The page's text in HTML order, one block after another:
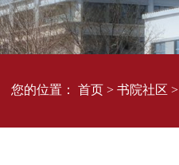
您的位置： 首页 > 书院社区 >